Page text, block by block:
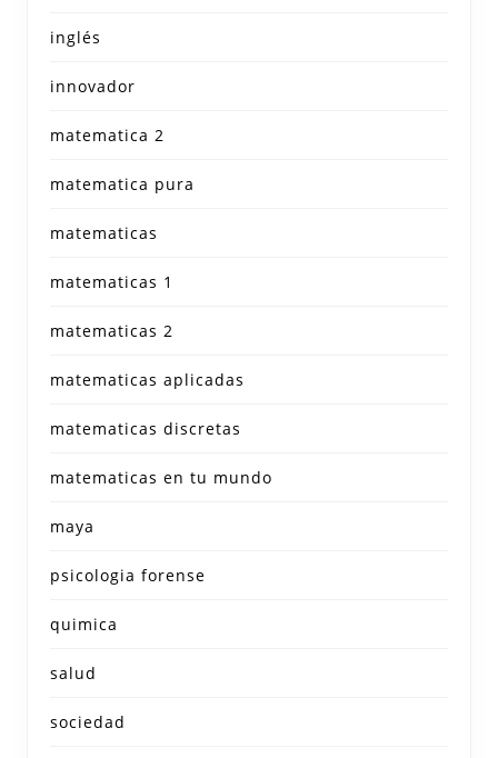
inglés
innovador
matematica 2
matematica pura
matematicas
matematicas 1
matematicas 2
matematicas aplicadas
matematicas discretas
matematicas en tu mundo
maya
psicologia forense
quimica
salud
sociedad